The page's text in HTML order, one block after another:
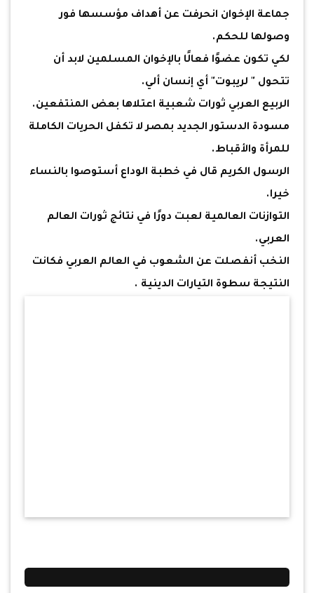
جماعة الإخوان انحرفت عن أهداف مؤسسها فور
وصولها للحكم.
لكي تكون عضوًا فعالًا بالإخوان المسلمين لابد أن
تتحول " لريبوت" أي إنسان ألي.
الربيع العربي ثورات شعبية اعتلاها بعض المنتفعين.
مسودة الدستور الجديد بمصر لا تكفل الحريات الكاملة
للمرأة والأقباط.
الرسول الكريم قال في خطبة الوداع أستوصوا بالنساء
خيرا.
التوازنات العالمية لعبت دورًا في نتائج ثورات العالم
العربي.
النخب أنفصلت عن الشعوب في العالم العربي فكانت
النتيجة سطوة التيارات الدينية .